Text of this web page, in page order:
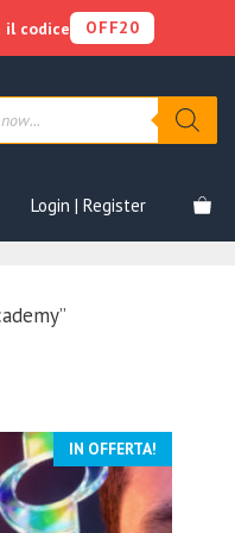
Login | Register
IN OFFERTA!
codice OFF20